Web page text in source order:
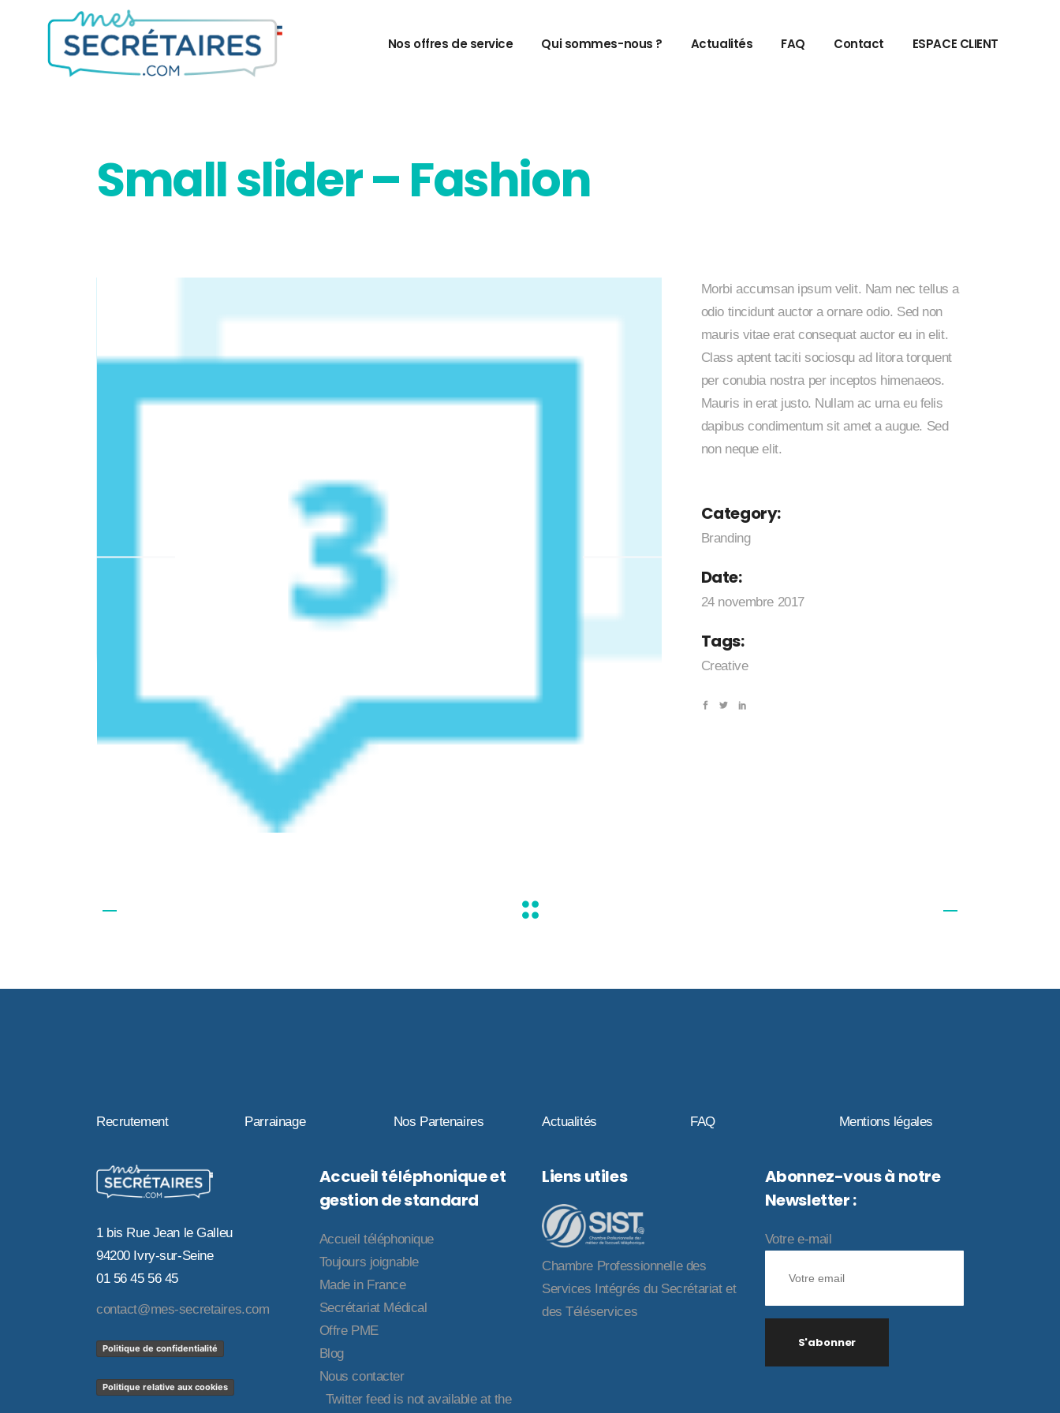
Nos offres de service Qui sommes-nous ? Actualités FAQ Contact ESPACE CLIENT
Small slider – Fashion
Morbi accumsan ipsum velit. Nam nec tellus a
odio tincidunt auctor a ornare odio. Sed non
mauris vitae erat consequat auctor eu in elit.
Class aptent taciti sociosqu ad litora torquent
per conubia nostra per inceptos himenaeos.
Mauris in erat justo. Nullam ac urna eu felis
dapibus condimentum sit amet a augue. Sed
non neque elit.
Category:
Branding
Date:
24 novembre 2017
Tags:
Creative
Recrutement Parrainage Nos Partenaires Actualités FAQ Mentions légales
1 bis Rue Jean le Galleu
94200 Ivry-sur-Seine
01 56 45 56 45
contact@mes-secretaires.com
Politique de confidentialité
Politique relative aux cookies
Accueil téléphonique et
gestion de standard
Accueil téléphonique
Toujours joignable
Made in France
Secrétariat Médical
Offre PME
Blog
Nous contacter
Twitter feed is not available at the
Liens utiles
Chambre Professionnelle des
Services Intégrés du Secrétariat et
des Téléservices
Abonnez-vous à notre
Newsletter :
Votre e-mail